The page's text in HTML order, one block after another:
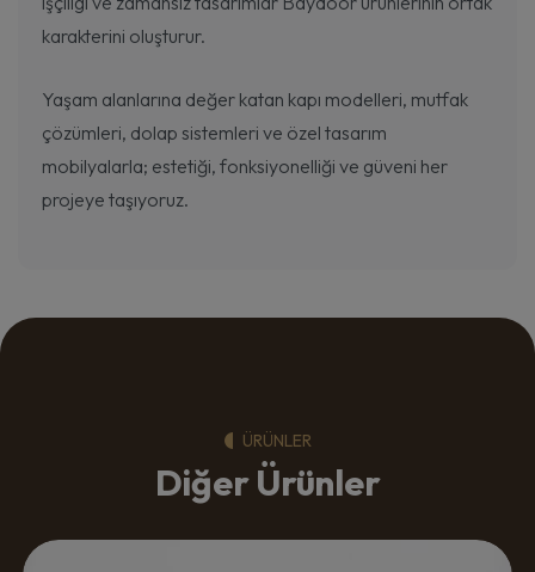
karakterini oluşturur.
Yaşam alanlarına değer katan kapı modelleri, mutfak
çözümleri, dolap sistemleri ve özel tasarım
mobilyalarla; estetiği, fonksiyonelliği ve güveni her
projeye taşıyoruz.
ÜRÜNLER
Diğer Ürünler